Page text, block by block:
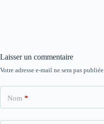
Laisser un commentaire
Votre adresse e-mail ne sera pas
Nom *